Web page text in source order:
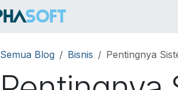
Semua Blog Bisnis Pentingnya